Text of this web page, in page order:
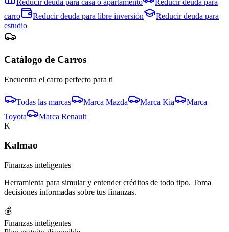
Reducir deuda para casa o apartamento
Reducir deuda para
carro
Reducir deuda para libre inversión
Reducir deuda para
estudio
Catálogo de Carros
Encuentra el carro perfecto para ti
Todas las marcas Marca Mazda Marca Kia
Marca
Toyota
Marca Renault
K
Kalmao
Finanzas inteligentes
Herramienta para simular y entender créditos de todo tipo. Toma
decisiones informadas sobre tus finanzas.
💰
Finanzas inteligentes